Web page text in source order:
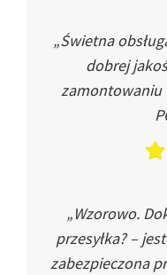
„Świetna
dobrej
zamontowaniu
„Wzorowo.
przesyłka? –
zabezpieczona